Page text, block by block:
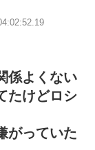
係よくない
たけどロシ
がっていた